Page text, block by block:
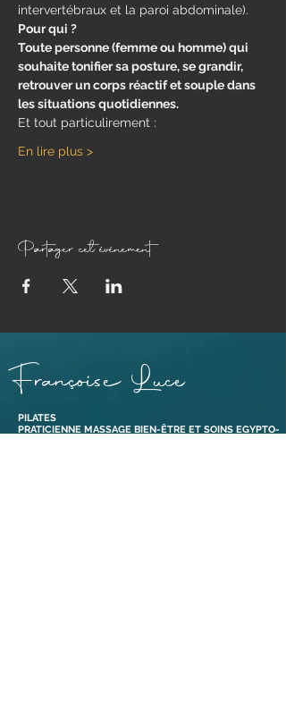
intervertébraux et la paroi abdominale).
Pour qui ?
Toute personne (femme ou homme) qui
souhaite tonifier sa posture, se grandir,
retrouver un corps réactif et souple dans
les situations quotidiennes.
Et tout particulirement :
En lire plus >
Partager cet événement
Françoise Luce
PILATES
PRATICIENNE MASSAGE BIEN-ÊTRE ET SOINS EGYPTO-